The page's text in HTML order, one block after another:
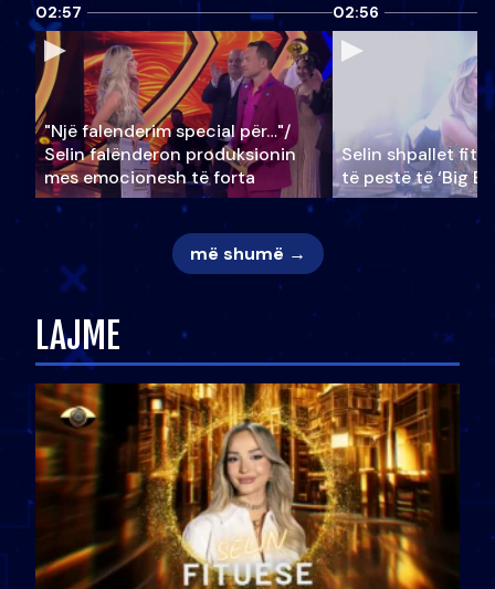
02:57
"Një falenderim special për…"/
Selin falënderon produksionin
mes emocionesh të forta
02:56
Selin shpallet
të pestë të ‘Big
më shumë →
LAJME